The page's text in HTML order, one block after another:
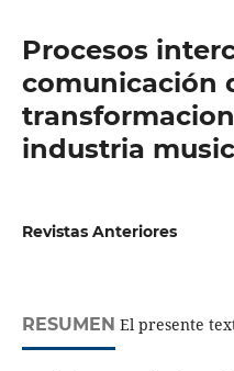
Procesos
comunicación
industria
Revistas Anteriores
RESUMEN El presente